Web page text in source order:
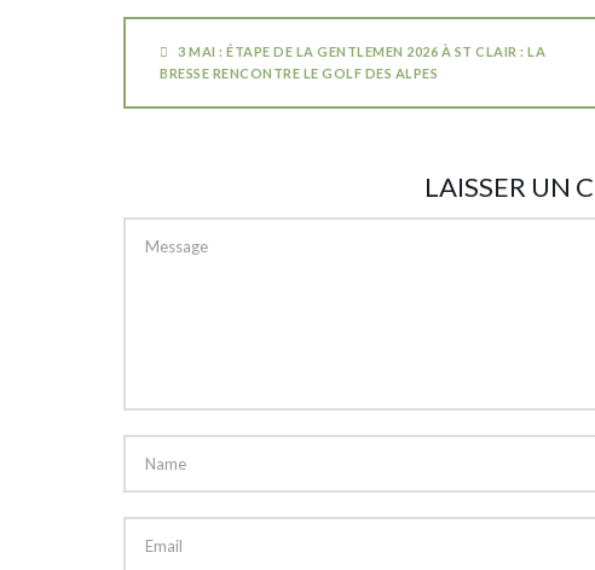
3 MAI : ÉTAPE DE LA GENTLEMEN 2026 À ST CLAIR : LA
BRESSE RENCONTRE LE GOLF DES ALPES
LAISSER UN